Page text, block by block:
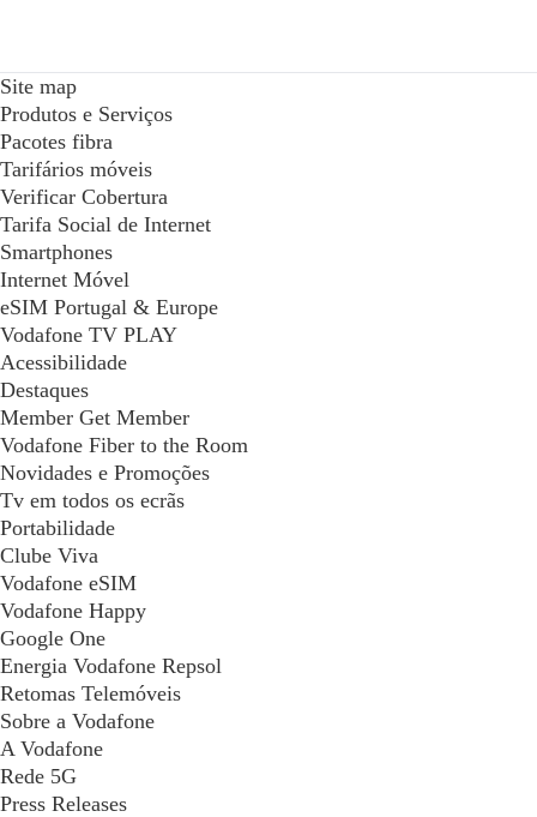
Site map
Produtos e Serviços
Pacotes fibra
Tarifários móveis
Verificar Cobertura
Tarifa Social de Internet
Smartphones
Internet Móvel
eSIM Portugal & Europe
Vodafone TV PLAY
Acessibilidade
Destaques
Member Get Member
Vodafone Fiber to the Room
Novidades e Promoções
Tv em todos os ecrãs
Portabilidade
Clube Viva
Vodafone eSIM
Vodafone Happy
Google One
Energia Vodafone Repsol
Retomas Telemóveis
Sobre a Vodafone
A Vodafone
Rede 5G
Press Releases